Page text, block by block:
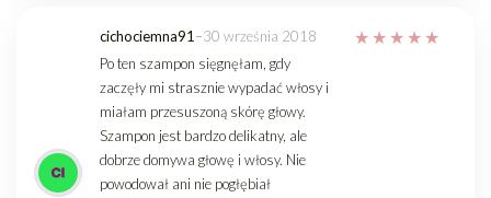
cichociemna91–30 września 2018
Po ten szampon sięgnęłam, gdy
zaczęły mi strasznie wypadać włosy i
miałam przesuszoną skórę głowy.
Szampon jest bardzo delikatny, ale
dobrze domywa głowę i włosy. Nie
powodował ani nie pogłębiał